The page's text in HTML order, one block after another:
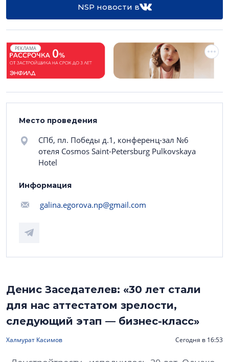
NSP новости в
РЕКЛАМА
Место проведения
СПб, пл. Победы д.1, конференц-зал №6
отеля Cosmos Saint-Petersburg Pulkovskaya
Hotel
Информация
galina.egorova.np@gmail.com
Денис Заседателев: «30 лет стали
для нас аттестатом зрелости,
следующий этап — бизнес-класс»
Халмурат Касимов Сегодня в 16:53